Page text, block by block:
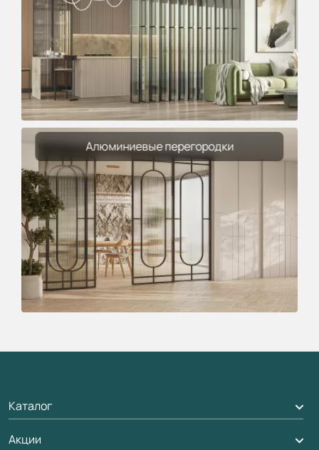
Алюминиевые перегородки
Каталог
Межкомнатные двери
Акции